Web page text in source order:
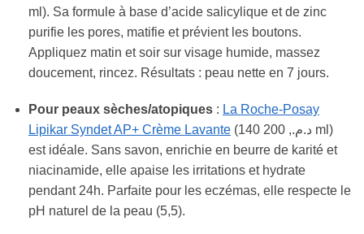
ml). Sa formule à base d’acide salicylique et de zinc
purifie les pores, matifie et prévient les boutons.
Appliquez matin et soir sur visage humide, massez
doucement, rincez. Résultats : peau nette en 7 jours.
Pour peaux sèches/atopiques : La Roche-Posay
Lipikar Syndet AP+ Crème Lavante (140 د.م., 200 ml)
est idéale. Sans savon, enrichie en beurre de karité et
niacinamide, elle apaise les irritations et hydrate
pendant 24h. Parfaite pour les eczémas, elle respecte le
pH naturel de la peau (5,5).